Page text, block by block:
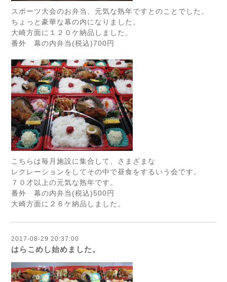
スポーツ大会のお弁当、元気な熟年ですとのことでした。
ちょっと豪華な幕の内になりました。
大崎方面に１２０ケ納品しました。
番外 幕の内弁当(税込)700円
こちらは毎月施設に集合して、さまざまな
レクレーションをしてその中で昼食をするいう会です。
７０才以上の元気な熟年です。
番外 幕の内弁当(税込)500円
大崎方面に２６ケ納品しました。
2017-08-29 20:37:00
はらこめし始めました。